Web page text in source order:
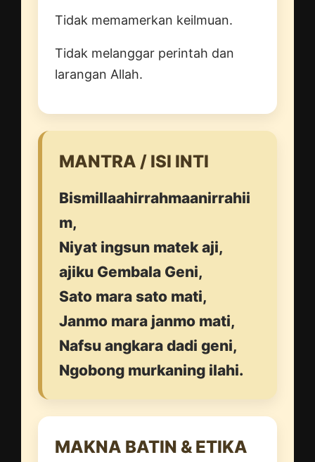
Tidak memamerkan keilmuan.
Tidak melanggar perintah dan
larangan Allah.
MANTRA / ISI INTI
Bismillaahirrahmaanirrahii
m,
Niyat ingsun matek aji,
ajiku Gembala Geni,
Sato mara sato mati,
Janmo mara janmo mati,
Nafsu angkara dadi geni,
Ngobong murkaning ilahi.
MAKNA BATIN & ETIKA